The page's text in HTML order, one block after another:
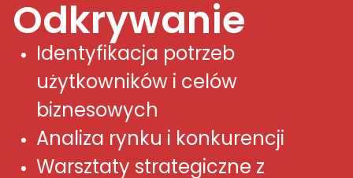
Odkrywanie
Identyfikacja potrzeb
użytkowników i celów
biznesowych
Analiza rynku i konkurencji
Warsztaty strategiczne z